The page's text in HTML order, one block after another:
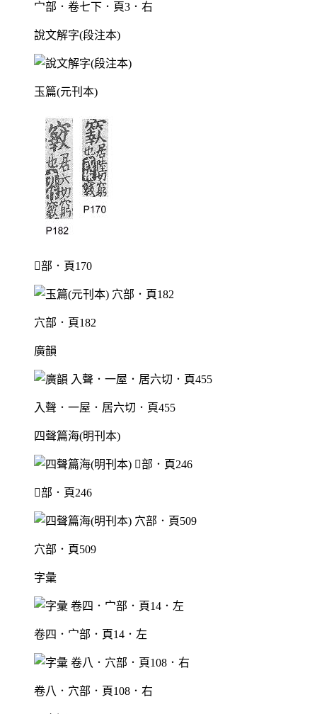
宀部．卷七下．頁3．右
說文解字(段注本)
玉篇(元刊本)
部．頁170
穴部．頁182
廣韻
入聲．一屋．居六切．頁455
四聲篇海(明刊本)
部．頁246
穴部．頁509
字彙
卷四．宀部．頁14．左
卷八．穴部．頁108．右